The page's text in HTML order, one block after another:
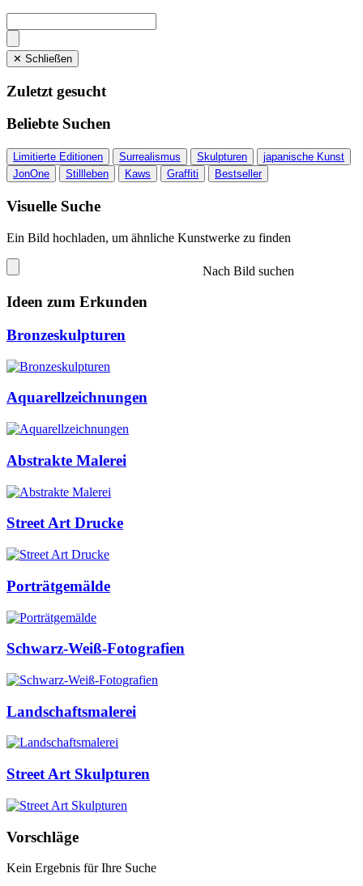
✕ Schließen
Zuletzt gesucht
Beliebte Suchen
Limitierte Editionen Surrealismus Skulpturen
japanische Kunst
JonOne
Stillleben Kaws Graffiti Bestseller
Visuelle Suche
Ein Bild hochladen, um ähnliche Kunstwerke zu finden
Nach Bild suchen
Ideen zum Erkunden
Bronzeskulpturen
Aquarellzeichnungen
Abstrakte Malerei
Street Art Drucke
Porträtgemälde
Schwarz-Weiß-Fotografien
Landschaftsmalerei
Street Art Skulpturen
Vorschläge
Kein Ergebnis für Ihre Suche